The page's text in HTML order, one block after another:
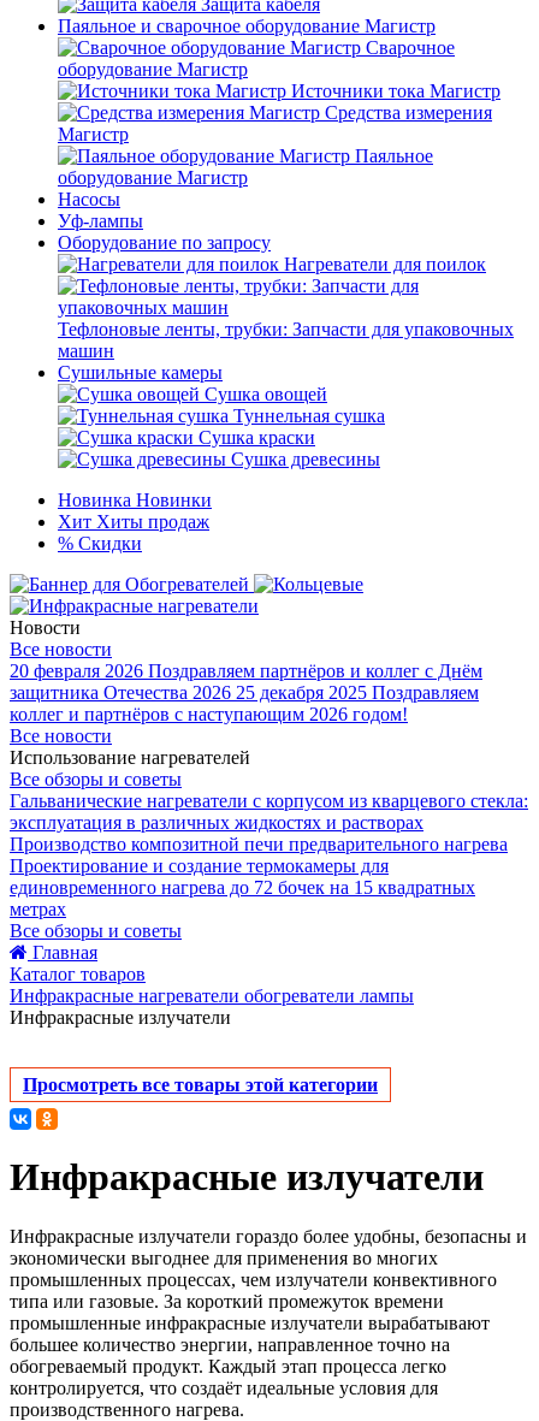
Защита кабеля
Паяльное и сварочное оборудование Магистр
Сварочное
оборудование Магистр
Источники тока Магистр
Средства измерения
Магистр
Паяльное
оборудование Магистр
Насосы
Уф-лампы
Оборудование по запросу
Нагреватели для поилок
Тефлоновые ленты, трубки: Запчасти для упаковочных
машин
Сушильные камеры
Сушка овощей
Туннельная сушка
Сушка краски
Сушка древесины
Новинка Новинки
Хит Хиты продаж
% Скидки
Новости
Все новости
20 февраля 2026 Поздравляем партнёров и коллег с Днём
защитника Отечества 2026 25 декабря 2025 Поздравляем
коллег и партнёров с наступающим 2026 годом!
Все новости
Использование нагревателей
Все обзоры и советы
Гальванические нагреватели с корпусом из кварцевого стекла:
эксплуатация в различных жидкостях и растворах
Производство композитной печи предварительного нагрева
Проектирование и создание термокамеры для
единовременного нагрева до 72 бочек на 15 квадратных
метрах
Все обзоры и советы
Главная
Каталог товаров
Инфракрасные нагреватели обогреватели лампы
Инфракрасные излучатели
Просмотреть все товары этой категории
Инфракрасные излучатели
Инфракрасные излучатели гораздо более удобны, безопасны и
экономически выгоднее для применения во многих
промышленных процессах, чем излучатели конвективного
типа или газовые. За короткий промежуток времени
промышленные инфракрасные излучатели вырабатывают
большее количество энергии, направленное точно на
обогреваемый продукт. Каждый этап процесса легко
контролируется, что создаёт идеальные условия для
производственного нагрева.